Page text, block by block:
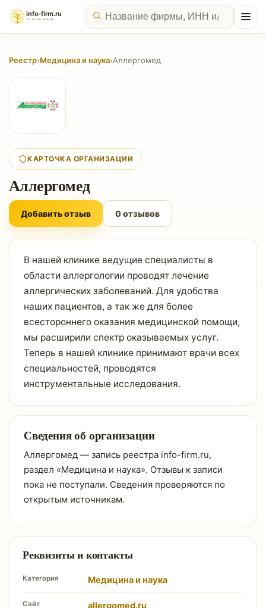
Реестр›Медицина и наука›Аллергомед
КАРТОЧКА ОРГАНИЗАЦИИ
Аллергомед
Добавить отзыв 0 отзывов
В нашей клинике ведущие специалисты в
области аллергологии проводят лечение
аллергических заболеваний. Для удобства
наших пациентов, а так же для более
всестороннего оказания медицинской помощи,
мы расширили спектр оказываемых услуг.
Теперь в нашей клинике принимают врачи всех
специальностей, проводятся
инструментальные исследования.
Сведения об организации
Аллергомед — запись реестра info-firm.ru,
раздел «Медицина и наука». Отзывы к записи
пока не поступали. Сведения проверяются по
открытым источникам.
Реквизиты и контакты
Категория Медицина и наука
Сайт allergomed.ru